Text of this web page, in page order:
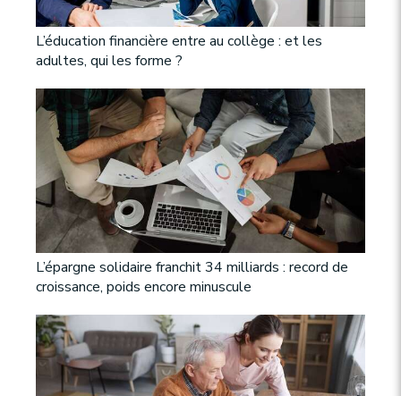
L’éducation financière entre au collège : et les
adultes, qui les forme ?
L’épargne solidaire franchit 34 milliards : record de
croissance, poids encore minuscule